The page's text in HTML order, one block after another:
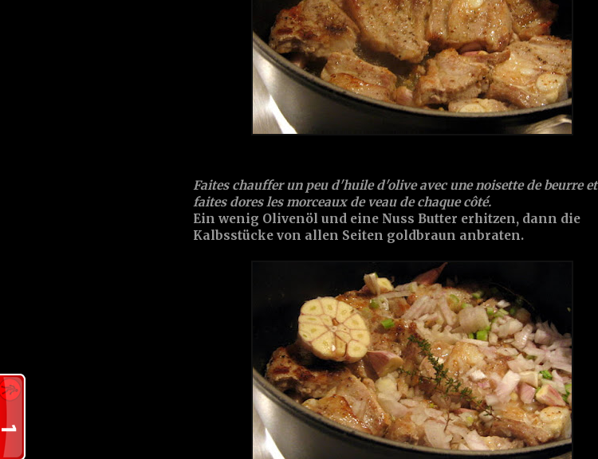
Faites chauffer un peu d'huile d'oliveavec une noisette debeurreet
faites dores les morceaux de veau de chaque côté.
Ein wenig Olivenöl und eine Nuss Butter erhitzen, dann die
Kalbsstücke von allen Seiten goldbraun anbraten.